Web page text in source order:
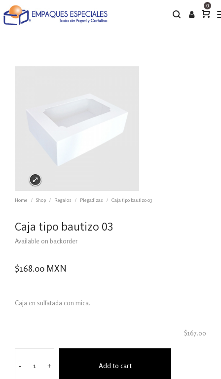
0
Home / Shop / Regalos / Plegadizas / Caja tipo bautizo 03
Caja tipo bautizo 03
Available on backorder
$168.00 MXN
Caja en sulfatada con mica.
$167.00
- + Add to cart